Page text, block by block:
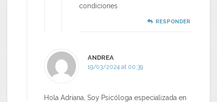
condiciones
RESPONDER
ANDREA
19/03/2024 at 00:39
Hola Adriana, Soy Psicóloga especializada en